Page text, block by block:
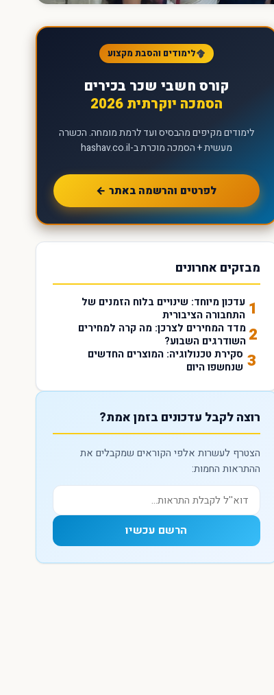
לימודים והסבת מקצוע
קורס חשבי שכר בכירים
הסמכה יוקרתית 2026
לימודים מקיפים מהבסיס ועד לרמת מומחה. הכשרה
מעשית + הסמכה מוכרת ב-hashav.co.il
לפרטים והרשמה באתר ←
מבזקים אחרונים
1 עדכון מיוחד: שינויים בלוח הזמנים של
התחבורה הציבורית
2 מדד המחירים לצרכן: מה קרה למחירים
השודרגים השבוע?
3 סקירת טכנולוגיה: המוצרים החדשים
שנחשפו היום
רוצה לקבל עדכונים בזמן אמת?
הצטרף לעשרות אלפי הקוראים שמקבלים את
ההתראות החמות:
הרשם עכשיו